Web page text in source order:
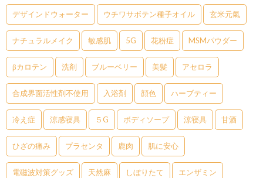
デザインドウォーター ウチワサボテン種子オイル 玄米元氣
ナチュラルメイク 敏感肌 5G 花粉症 MSMパウダー
βカロテン 洗剤 ブルーベリー 美髪 アセロラ
合成界面活性剤不使用 入浴剤 顔色 ハーブティー
冷え症 涼感寝具 ５G ボディソープ 涼寝具 甘酒
ひざの痛み プラセンタ 鹿肉 肌に安心
電磁波対策グッズ 天然麻 しぼりたて エンザミン